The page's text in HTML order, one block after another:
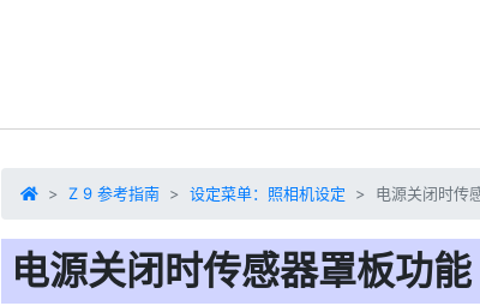
Z 9 参考指南 设定菜单：照相机设定 电源关闭时传
电源关闭时传感器罩板功能